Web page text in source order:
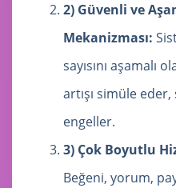
2) Güvenli ve
Mekanizması:
sayısını aşamalı
artışı simüle
engeller.
3) Çok Boyutlu
Beğeni, yorum,